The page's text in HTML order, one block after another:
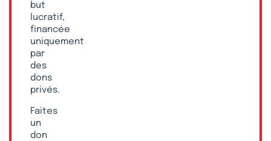
but
lucratif,
financée
uniquement
par
des
dons
privés.
Faites
un
don